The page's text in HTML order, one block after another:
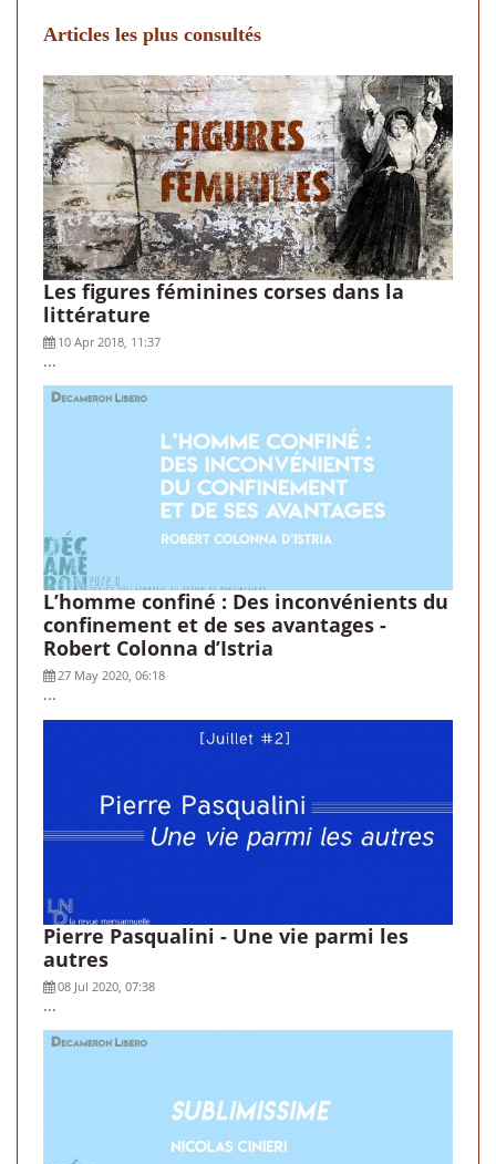
Articles les plus consultés
Les figures féminines corses dans la
littérature
10 Apr 2018, 11:37
...
L’homme confiné : Des inconvénients du
confinement et de ses avantages -
Robert Colonna d’Istria
27 May 2020, 06:18
...
Pierre Pasqualini - Une vie parmi les
autres
08 Jul 2020, 07:38
...